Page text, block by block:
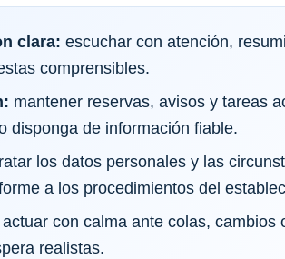
clara: escuchar con atención,
comprensibles.
mantener reservas, avisos y tareas
disponga de información fiable.
los datos personales y las
a los procedimientos del
actuar con calma ante colas, cambios
realistas.